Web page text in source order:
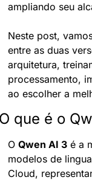
ampliando seu
Neste post,
entre as duas
arquitetura,
processamento,
ao escolher a
que é o
O Qwen AI 3 é a
modelos de
Cloud,